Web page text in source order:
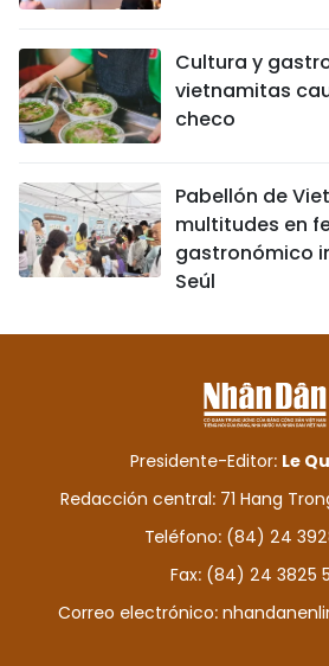
Cultura y
vietnamitas
checo
Pabellón de
multitudes en
gastronómico
Seúl
Presidente-Editor: Le
Redacción central: 71 Hang
Teléfono: (84) 24
Fax: (84) 24 3825
Correo electrónico: